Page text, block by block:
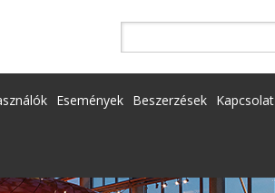
Események Beszerzések Kapcsolat